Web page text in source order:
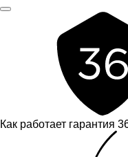
Как работает гарантия